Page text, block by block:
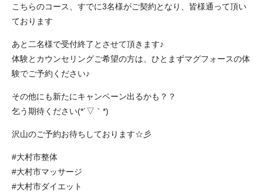
こちらのコース、すでに3名様がご契約となり、皆様通って頂い
ております
あと二名様で受付終了とさせて頂きます♪
体験とカウンセリングご希望の方は、ひとまずマグフォースの体
験でご予約ください♪
その他にも新たにキャンペーン出るかも？？
乞う期待ください(*´▽｀*)
沢山のご予約お待ちしております☆彡
#大村市整体
#大村市マッサージ
#大村市ダイエット